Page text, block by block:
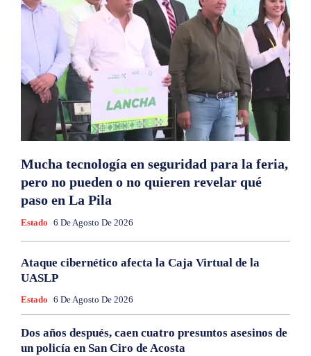
Mucha tecnología en seguridad para la feria,
pero no pueden o no quieren revelar qué
paso en La Pila
Estado 6 De Agosto De 2026
Ataque cibernético afecta la Caja Virtual de la
UASLP
Estado 6 De Agosto De 2026
Dos años después, caen cuatro presuntos asesinos de
un policía en San Ciro de Acosta